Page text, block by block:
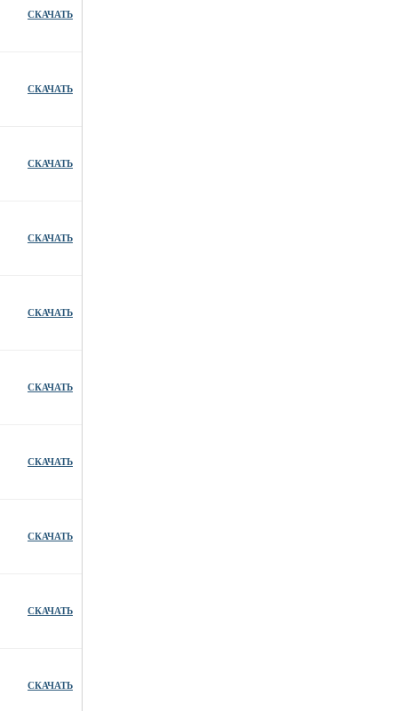
СКАЧАТЬ
СКАЧАТЬ
СКАЧАТЬ
СКАЧАТЬ
СКАЧАТЬ
СКАЧАТЬ
СКАЧАТЬ
СКАЧАТЬ
СКАЧАТЬ
СКАЧАТЬ